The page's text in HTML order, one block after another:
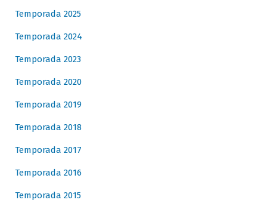
Temporada 2025
Temporada 2024
Temporada 2023
Temporada 2020
Temporada 2019
Temporada 2018
Temporada 2017
Temporada 2016
Temporada 2015